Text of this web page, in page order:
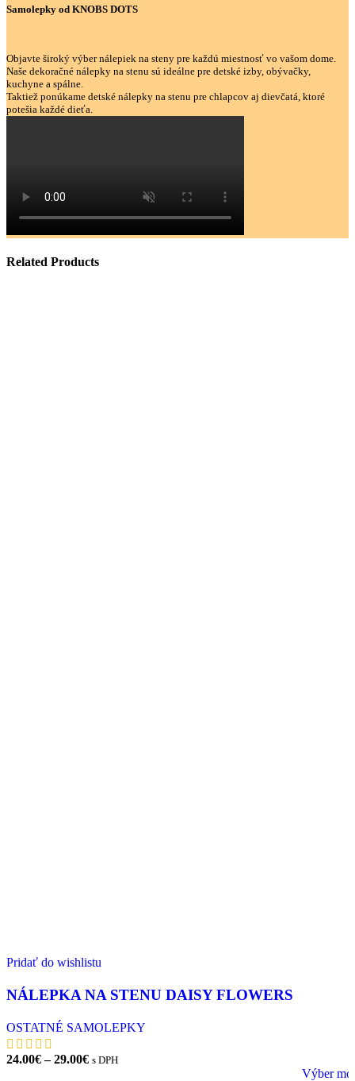
Samolepky od KNOBS DOTS
Objavte široký výber nálepiek na steny pre každú miestnosť vo vašom dome.
Naše dekoračné nálepky na stenu sú ideálne pre detské izby, obývačky,
kuchyne a spálne.
Taktiež ponúkame detské nálepky na stenu pre chlapcov aj dievčatá, ktoré
potešia každé dieťa.
Related Products
Pridať do wishlistu
NÁLEPKA NA STENU DAISY FLOWERS
OSTATNÉ SAMOLEPKY
24.00€ – 29.00€Price
s DPH
Výber